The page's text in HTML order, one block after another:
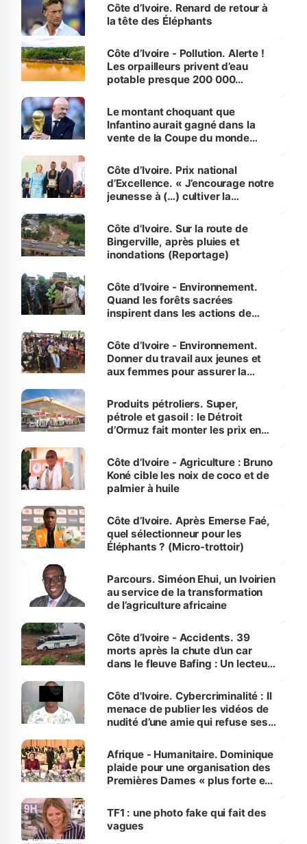
Côte d’Ivoire. Renard de retour à
la tête des Éléphants
Côte d’Ivoire - Pollution. Alerte !
Les orpailleurs privent d’eau
potable presque 200 000
Le montant choquant que
Infantino aurait gagné dans la
vente de la Coupe du monde
Côte d’Ivoire. Prix national
d’Excellence. « J’encourage notre
jeunesse à (…) cultiver la
(Alassane Ouattara
Côte d'Ivoire. Sur la route de
Bingerville, après pluies et
inondations (Reportage)
Côte d’Ivoire - Environnement.
Quand les forêts sacrées
inspirent dans les actions de
Côte d’Ivoire - Environnement.
Donner du travail aux jeunes et
aux femmes pour assurer la
menacées
Produits pétroliers. Super,
pétrole et gasoil : le Détroit
d’Ormuz fait monter les prix en
Côte d’Ivoire - Agriculture : Bruno
Koné cible les noix de coco et de
palmier à huile
Côte d’Ivoire. Après Emerse Faé,
quel sélectionneur pour les
Éléphants ? (Micro-trottoir)
Parcours. Siméon Ehui, un Ivoirien
au service de la transformation
de l’agriculture africaine
Côte d’Ivoire - Accidents. 39
morts après la chute d’un car
dans le fleuve Bafing : Un lecteur
des Transports
Côte d'Ivoire. Cybercriminalité : Il
menace de publier les vidéos de
nudité d’une amie qui refuse ses
Afrique - Humanitaire. Dominique
plaide pour une organisation des
Premières Dames « plus forte et
sur la scène internationale »
TF1 : une photo fake qui fait des
vagues